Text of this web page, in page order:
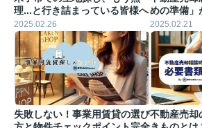
理...と行き詰まっている皆様へ
2025.02.26
めの準備」
2025.02.21
失敗しない！事業用賃貸の選び不動産売却